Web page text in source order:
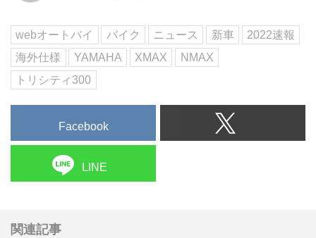
webオートバイ バイク ニュース 新車
2022速報
海外仕様
YAMAHA XMAX
NMAX
トリシティ300
Facebook
LINE
関連記事